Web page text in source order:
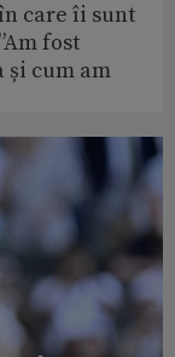
care îi sunt
fost
și cum am